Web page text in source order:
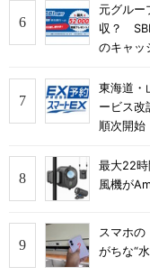
元グルー
収？ SBI
のキャッ
東海道・
ービス
順次開始
最大22時
風機が
スマホ
がちな“